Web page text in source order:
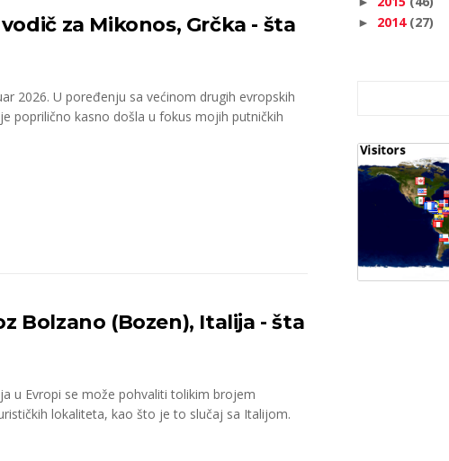
za Mikonos, Grčka - šta
2026. U poređenju sa većinom drugih evropskih
poprilično kasno došla u fokus mojih putničkih
Bolzano (Bozen), Italija - šta
u Evropi se može pohvaliti tolikim brojem
lokaliteta, kao što je to slučaj sa Italijom.
► 2014 (27)